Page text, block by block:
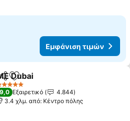
Εμφάνιση τιμών
Προσθήκη στα αγαπημένα
Dubai
Αστέρια
9,0 Εξαιρετικό
4.844
3.4 χλμ. από: Κέντρο πόλης